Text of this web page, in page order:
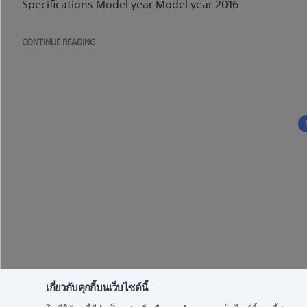
Specifications Model year Model year 2016 ...
CONTINUE READING
1
เกี่ยวกับคุกกี้บนเว็บไซต์นี้